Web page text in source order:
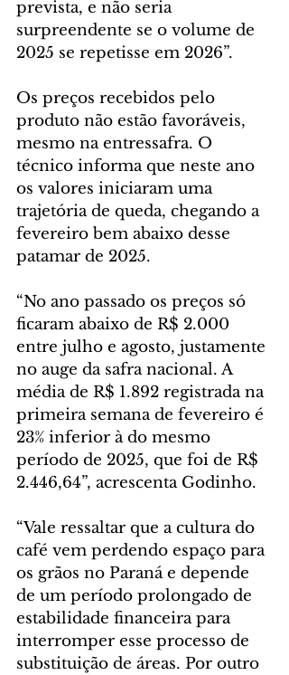
prevista, e não seria
surpreendente se o volume de
2025 se repetisse em 2026”.
Os preços recebidos pelo
produto não estão favoráveis,
mesmo na entressafra. O
técnico informa que neste ano
os valores iniciaram uma
trajetória de queda, chegando a
fevereiro bem abaixo desse
patamar de 2025.
“No ano passado os preços só
ficaram abaixo de R$ 2.000
entre julho e agosto, justamente
no auge da safra nacional. A
média de R$ 1.892 registrada na
primeira semana de fevereiro é
23% inferior à do mesmo
período de 2025, que foi de R$
2.446,64”, acrescenta Godinho.
“Vale ressaltar que a cultura do
café vem perdendo espaço para
os grãos no Paraná e depende
de um período prolongado de
estabilidade financeira para
interromper esse processo de
substituição de áreas. Por outro